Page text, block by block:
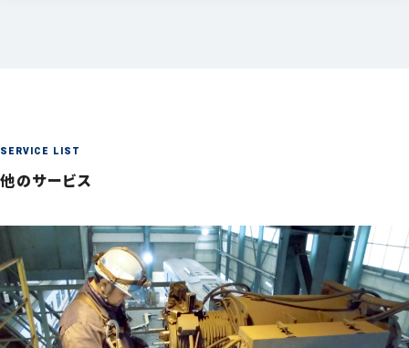
SERVICE LIST
他のサービス